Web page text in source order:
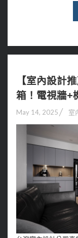
【室內設計
箱！電視牆+
May 14, 2025 室